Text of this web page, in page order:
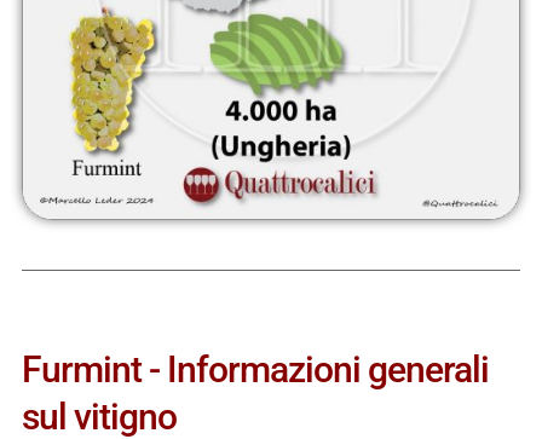
Furmint - Informazioni generali
sul vitigno